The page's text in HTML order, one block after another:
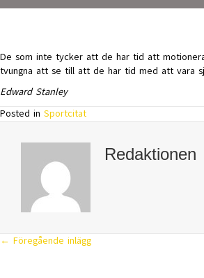
De som inte tycker att de har tid att
tvungna att se till att de har tid med att vara
Edward Stanley
Posted in Sportcitat
Redaktionen
Posts
← Föregående inlägg